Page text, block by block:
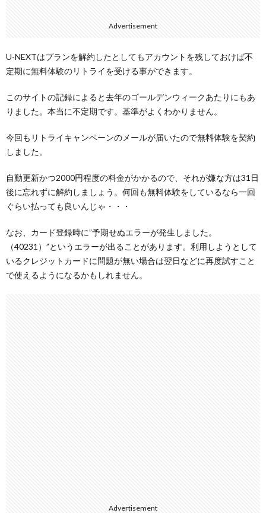
Advertisement
U-NEXTはプランを解約したとしてもアカウントを残しておけば不
定期に無料体験のリトライを受ける事ができます。
このサイトの記録によると去年のゴールデンウィークあたりにもあ
りました。本当に不定期です。基準がよくわかりません。
今回もリトライキャンペーンのメールが届いたので無料体験を契約
しました。
自動更新かつ2000円程度の料金がかかるので、それが嫌な方は31日
後に忘れずに解約しましょう。何回も無料体験をしているなら一回
ぐらい払っても良いんじゃ・・・
なお、カード登録時に”予期せぬエラーが発生しました。
（40231）”というエラーが出ることがあります。利用しようとして
いるクレジットカードに問題が無い場合は翌日などに再度試すこと
で使えるようになるかもしれません。
Advertisement